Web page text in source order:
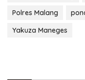
Polres Malang
Yakuza Maneges